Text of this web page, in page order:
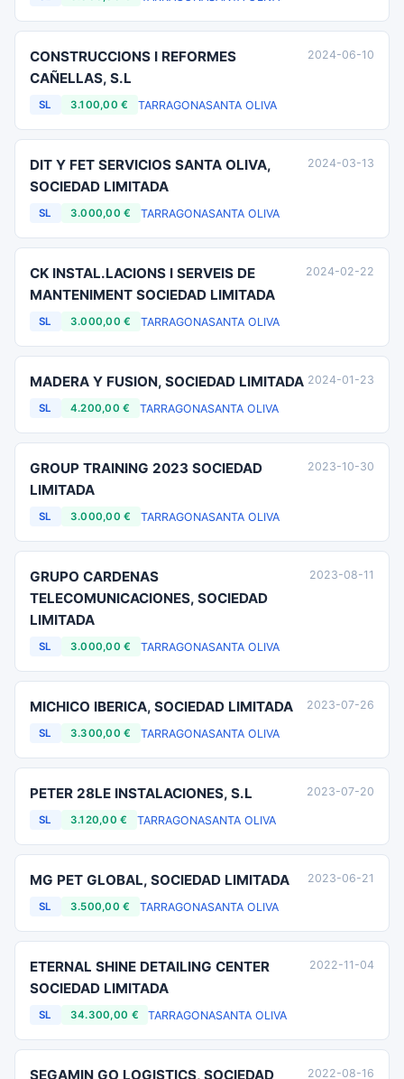
CONSTRUCCIONS I REFORMES
CAÑELLAS, S.L
SL 3.100,00 € TARRAGONASANTA OLIVA
2024-06-10
DIT Y FET SERVICIOS SANTA OLIVA,
SOCIEDAD LIMITADA
SL 3.000,00 € TARRAGONASANTA OLIVA
2024-03-13
CK INSTAL.LACIONS I SERVEIS DE
MANTENIMENT SOCIEDAD LIMITADA
SL 3.000,00 € TARRAGONASANTA OLIVA
2024-02-22
MADERA Y FUSION, SOCIEDAD LIMITADA
SL 4.200,00 € TARRAGONASANTA OLIVA
2024-01-23
GROUP TRAINING 2023 SOCIEDAD
LIMITADA
SL 3.000,00 € TARRAGONASANTA OLIVA
2023-10-30
GRUPO CARDENAS
TELECOMUNICACIONES, SOCIEDAD
LIMITADA
SL 3.000,00 € TARRAGONASANTA OLIVA
2023-08-11
MICHICO IBERICA, SOCIEDAD LIMITADA
SL 3.300,00 € TARRAGONASANTA OLIVA
2023-07-26
PETER 28LE INSTALACIONES, S.L
SL 3.120,00 € TARRAGONASANTA OLIVA
2023-07-20
MG PET GLOBAL, SOCIEDAD LIMITADA
SL 3.500,00 € TARRAGONASANTA OLIVA
2023-06-21
ETERNAL SHINE DETAILING CENTER
SOCIEDAD LIMITADA
SL 34.300,00 € TARRAGONASANTA OLIVA
2022-11-04
SEGAMIN GO LOGISTICS, SOCIEDAD 2022-08-16